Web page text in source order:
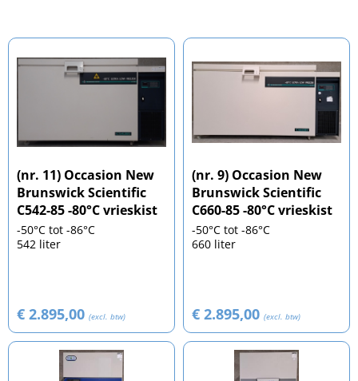
(nr. 11) Occasion New
Brunswick Scientific
C542-85 -80°C vrieskist
-50°C tot -86°C
542 liter
€ 2.895,00 (excl. btw)
(nr. 9) Occasion New
Brunswick Scientific
C660-85 -80°C vrieskist
-50°C tot -86°C
660 liter
€ 2.895,00 (excl. btw)